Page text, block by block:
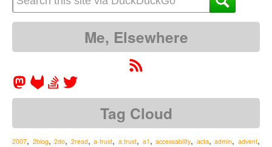
Me, Elsewhere
Tag Cloud
2007, 2blog,2do, 2read,a-trust,a.trust, a1 ,accessability, acta,admin,advent,